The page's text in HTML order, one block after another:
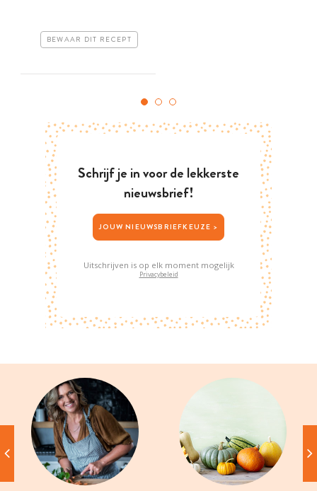
BEWAAR DIT RECEPT
Schrijf je in voor de lekkerste
nieuwsbrief!
JOUW NIEUWSBRIEFKEUZE >
Uitschrijven is op elk moment mogelijk
Privacybeleid